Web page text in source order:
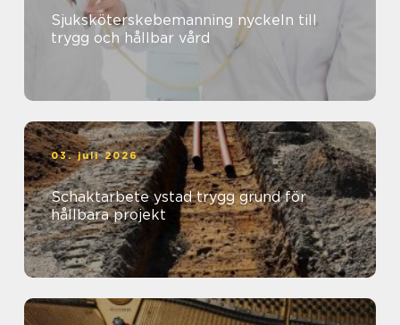
Sjuksköterskebemanning nyckeln till
trygg och hållbar vård
03. juli 2026
Schaktarbete ystad trygg grund för
hållbara projekt